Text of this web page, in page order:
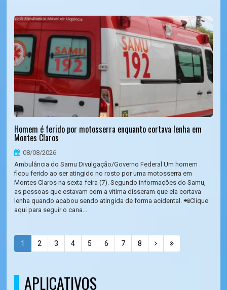
Homem é ferido por motosserra enquanto cortava lenha em
Montes Claros
08/08/2026
Ambulância do Samu Divulgação/Governo Federal Um homem
ficou ferido ao ser atingido no rosto por uma motosserra em
Montes Claros na sexta-feira (7). Segundo informações do Samu,
as pessoas que estavam com a vítima disseram que ela cortava
lenha quando acabou sendo atingida de forma acidental. 📲Clique
aqui para seguir o cana...
1 2 3 4 5 6 7 8
APLICATIVOS